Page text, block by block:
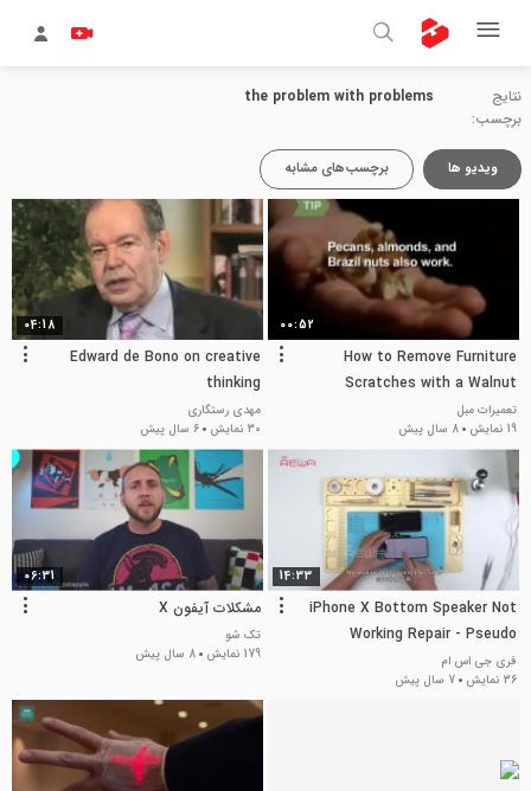
نتایج
برچسب:
the problem with problems
ویدیو ها برچسب‌های مشابه
00:52
How to Remove Furniture
Scratches with a Walnut
تعمیرات مبل
19 نمایش
8 سال پیش
04:18
Edward de Bono on creative
thinking
مهدی رستگاری
30 نمایش
6 سال پیش
14:33
iPhone X Bottom Speaker Not
Working Repair - Pseudo
Soldering
فری جی اس ام
36 نمایش
7 سال پیش
06:31
مشکلات آیفون X
تک شو
179 نمایش
8 سال پیش